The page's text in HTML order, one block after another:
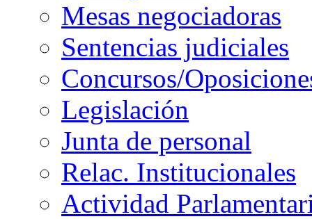
Mesas negociadoras
Sentencias judiciales
Concursos/
Legislación
Junta de personal
Relac. Institucionales
Actividad